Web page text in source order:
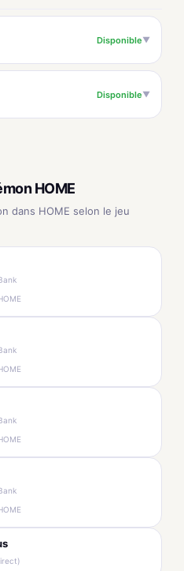
Disponible▼
Disponible▼
HOME
dans HOME selon le jeu